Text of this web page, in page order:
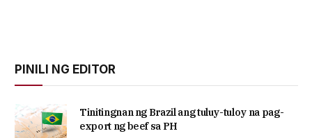
PINILI NG EDITOR
Tinitingnan ng Brazil ang tuluy-tuloy na pag-
export ng beef sa PH